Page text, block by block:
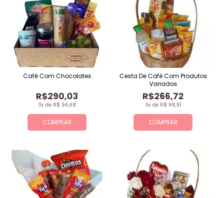
COMPRAR
3x de R$ 96,68
R$290,03
Café Com Chocolates
COMPRAR
3x de R$ 88,91
R$266,72
Cesta De Café Com Produtos
Variados